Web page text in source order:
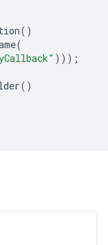
()
(
)));
()